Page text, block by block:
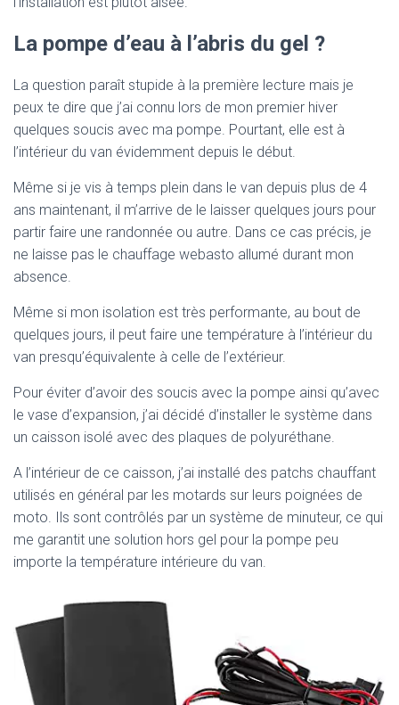
La pompe d’eau à l’abris du gel ?
La question paraît stupide à la première lecture mais je
peux te dire que j’ai connu lors de mon premier hiver
quelques soucis avec ma pompe. Pourtant, elle est à
l’intérieur du van évidemment depuis le début.
Même si je vis à temps plein dans le van depuis plus de 4
ans maintenant, il m’arrive de le laisser quelques jours pour
partir faire une randonnée ou autre. Dans ce cas précis, je
ne laisse pas le chauffage webasto allumé durant mon
absence.
Même si mon isolation est très performante, au bout de
quelques jours, il peut faire une température à l’intérieur du
van presqu’équivalente à celle de l’extérieur.
Pour éviter d’avoir des soucis avec la pompe ainsi qu’avec
le vase d’expansion, j’ai décidé d’installer le système dans
un caisson isolé avec des plaques de polyuréthane.
A l’intérieur de ce caisson, j’ai installé des patchs chauffant
utilisés en général par les motards sur leurs poignées de
moto. Ils sont contrôlés par un système de minuteur, ce qui
me garantit une solution hors gel pour la pompe peu
importe la température intérieure du van.